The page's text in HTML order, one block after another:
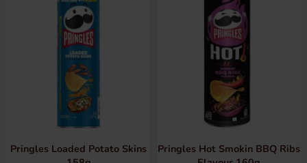
Pringles Loaded Potato Skins
Pringles Hot Smokin BBQ Ribs